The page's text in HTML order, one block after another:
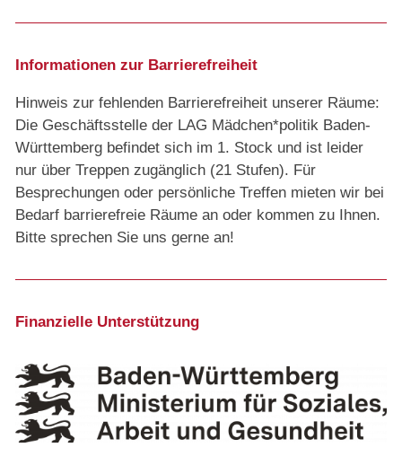
Informationen zur Barrierefreiheit
Hinweis zur fehlenden Barrierefreiheit unserer Räume:
Die Geschäftsstelle der LAG Mädchen*politik Baden-
Württemberg befindet sich im 1. Stock und ist leider
nur über Treppen zugänglich (21 Stufen). Für
Besprechungen oder persönliche Treffen mieten wir bei
Bedarf barrierefreie Räume an oder kommen zu Ihnen.
Bitte sprechen Sie uns gerne an!
Finanzielle Unterstützung